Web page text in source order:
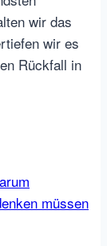
wir das
wir es
Rückfall in